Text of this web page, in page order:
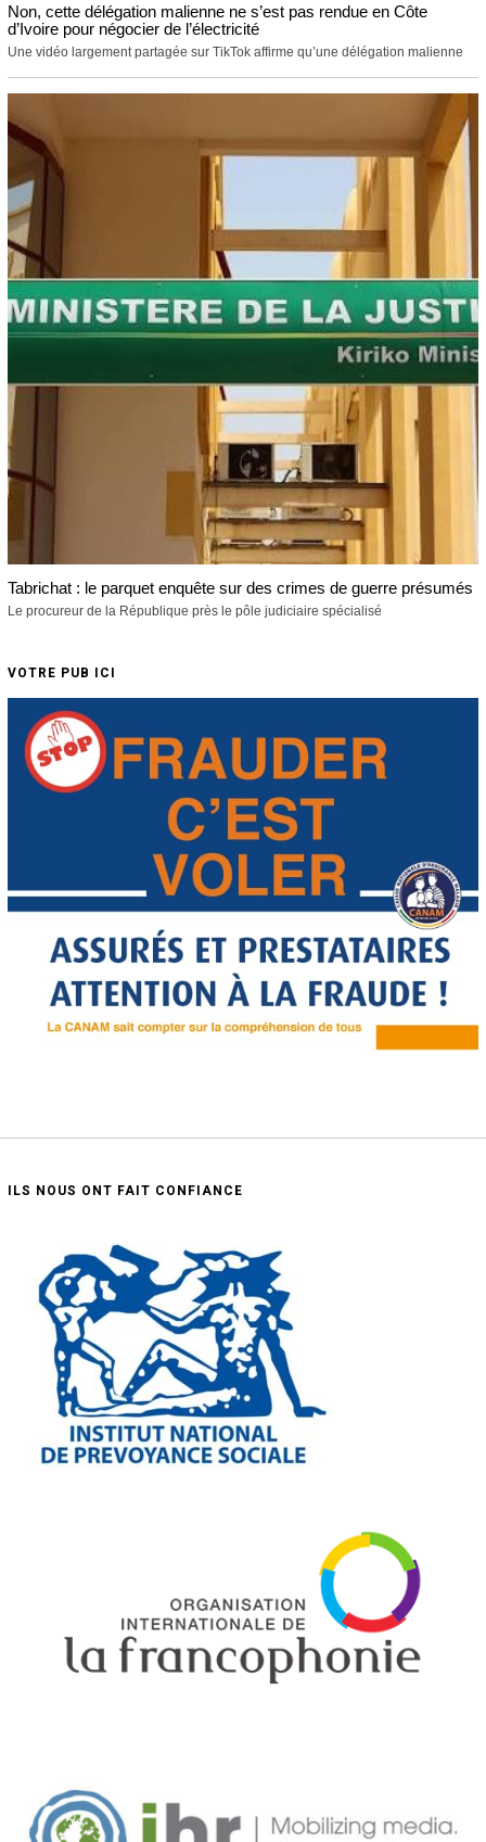
Non, cette délégation malienne ne s’est pas rendue en Côte
d’Ivoire pour négocier de l’électricité
Une vidéo largement partagée sur TikTok affirme qu’une délégation malienne
Tabrichat : le parquet enquête sur des crimes de guerre présumés
Le procureur de la République près le pôle judiciaire spécialisé
VOTRE PUB ICI
ILS NOUS ONT FAIT CONFIANCE